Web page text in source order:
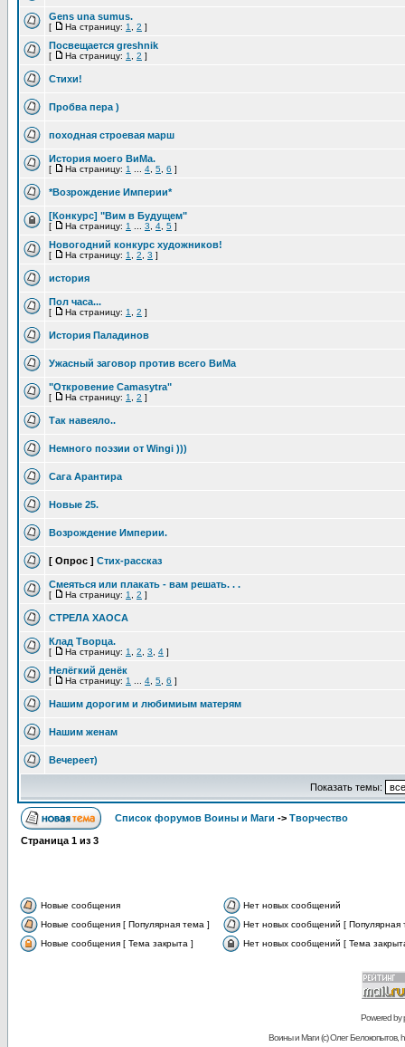
Gens una sumus.
[ На страницу: 1 2 ]
Посвещается greshnik
[ На страницу: 1 2 ]
Стихи!
Пробва пера )
походная строевая марш
История моего ВиМа.
[ На страницу: 1 4 5 6 ]
*Возрождение Империи*
[Конкурс] "Вим в Будущем"
[ На страницу: 1 3 4 5 ]
Новогодний конкурс художников!
[ На страницу: 1 2 3 ]
история
Пол часа...
[ На страницу: 1 2 ]
История Паладинов
Ужасный заговор против всего ВиМа
"Откровение Camasytra"
[ На страницу: 1 2 ]
Так навеяло..
Немного поэзии от Wingi )))
Сага Арантира
Новые 25.
Возрождение Империи.
[ Опрос ] Стих-рассказ
Смеяться или плакать - вам решать. . .
[ На страницу: 1 2 ]
СТРЕЛА ХАОСА
Клад Творца.
[ На страницу: 1 2 3 4 ]
Нелёгкий денёк
[ На страницу: 1 4 5 6 ]
Нашим дорогим и любимиым матерям
Нашим женам
Вечереет)
Показать темы:
Список форумов Воины и Маги -> Творчество
Страница 1 из 3
Новые сообщения
Нет новых сообщений
Новые сообщения [ Популярная тема ]
Нет новых сообщений [ Популярная
Новые сообщения [ Тема закрыта ]
Нет новых сообщений [ Тема
Powered by
Воины и Маги (c) Олег Белокопытов,